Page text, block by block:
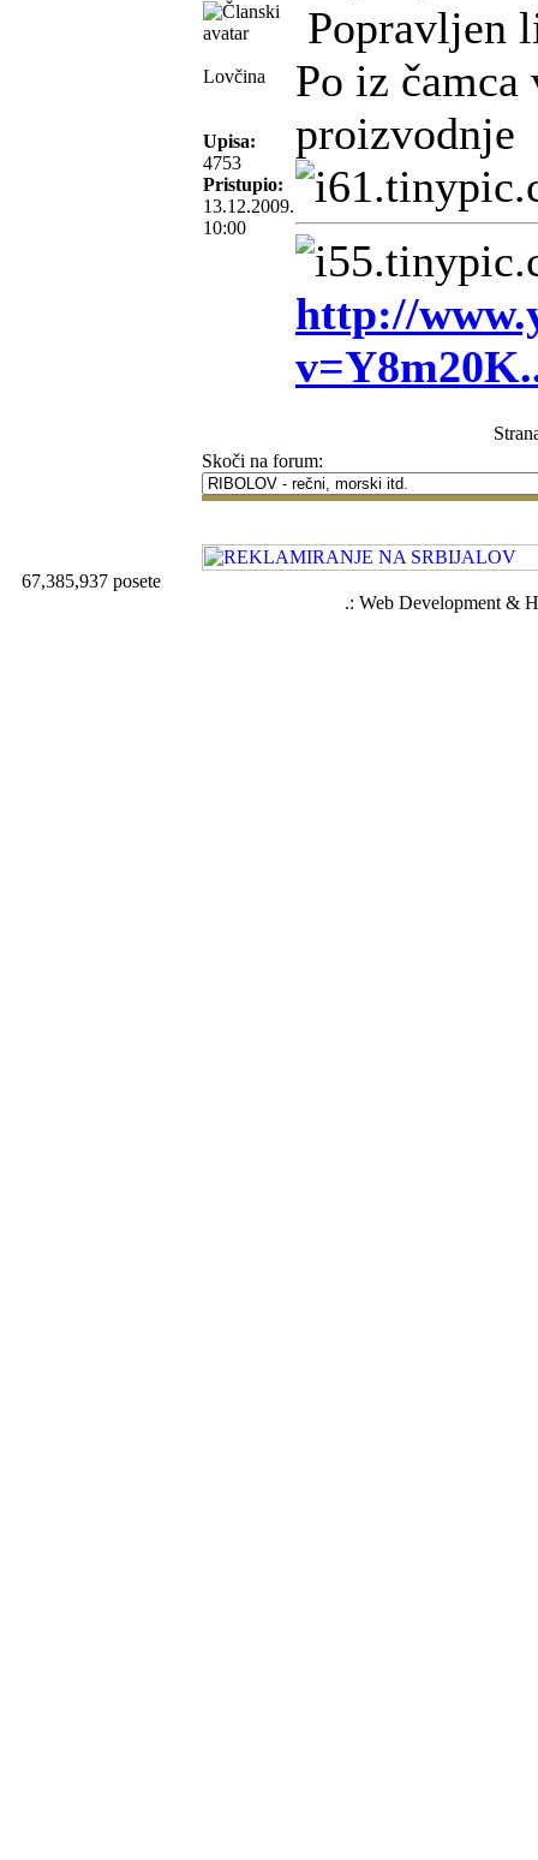
Lovčina
Upisa:
4753
Pristupio:
13.12.2009.
10:00
Popravljen
Po iz čamca
proizvodnje
http://
Skoči na forum:
67,385,937 posete
.: Web Development &